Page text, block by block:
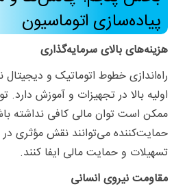
پیاده‌سازی اتوماسیون
هزینه‌های بالای سرمایه‌گذاری
راه‌اندازی خطوط اتوماتیک و دیجیتال
اولیه بالا در تجهیزات و آموزش دارد.
ممکن است توان مالی کافی نداشته
حمایت‌کننده می‌توانند نقش مؤثری در
تسهیلات و حمایت مالی ایفا کنند.
مقاومت نیروی انسانی